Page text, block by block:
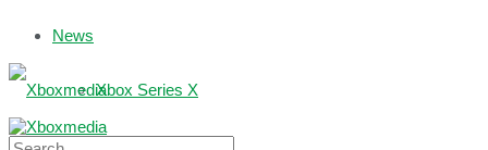
News
Xbox Series X